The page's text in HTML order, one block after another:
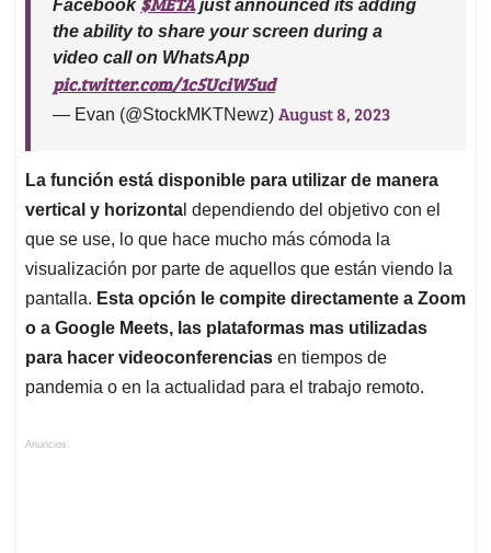
Facebook
just announced its adding
the ability to share your screen during a
video call on WhatsApp
pic.twitter.com/1c5UciW5ud
— Evan (@StockMKTNewz) August 8, 2023
La función está disponible para utilizar de manera
vertical y horizonta l dependiendo del objetivo con el
que se use, lo que hace mucho más cómoda la
visualización por parte de aquellos que están viendo la
pantalla. Esta opción le compite directamente a Zoom
o a Google Meets, las plataformas mas utilizadas
para hacer videoconferencias en tiempos de
pandemia o en la actualidad para el trabajo remoto.
Anuncios.